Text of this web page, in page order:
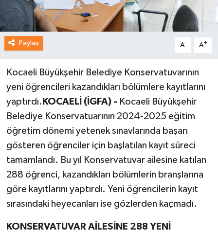
Paylaş A- A+
Kocaeli Büyükşehir Belediye Konservatuvarının
yeni öğrencileri kazandıkları bölümlere kayıtlarını
yaptırdı. KOCAELİ (İGFA) - Kocaeli Büyükşehir
Belediye Konservatuarının 2024-2025 eğitim
öğretim dönemi yetenek sınavlarında başarı
gösteren öğrenciler için başlatılan kayıt süreci
tamamlandı. Bu yıl Konservatuvar ailesine katılan
288 öğrenci, kazandıkları bölümlerin branşlarına
göre kayıtlarını yaptırdı. Yeni öğrencilerin kayıt
sırasındaki heyecanları ise gözlerden kaçmadı.
KONSERVATUVAR AİLESİNE 288 YENİ